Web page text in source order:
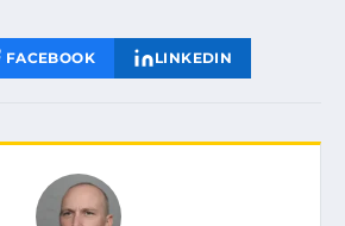
FACEBOOK LINKEDIN